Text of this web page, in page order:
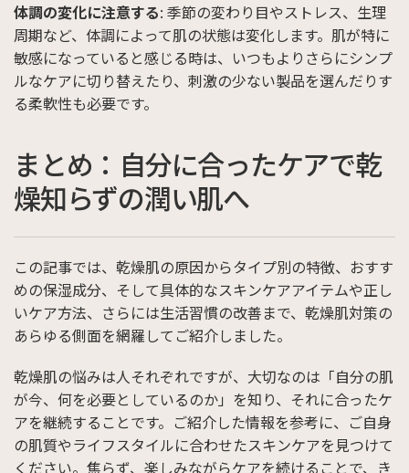
体調の変化に注意する: 季節の変わり目やストレス、生理
周期など、体調によって肌の状態は変化します。肌が特に
敏感になっていると感じる時は、いつもよりさらにシンプ
ルなケアに切り替えたり、刺激の少ない製品を選んだりす
る柔軟性も必要です。
まとめ：自分に合ったケアで乾
燥知らずの潤い肌へ
この記事では、乾燥肌の原因からタイプ別の特徴、おすす
めの保湿成分、そして具体的なスキンケアアイテムや正し
いケア方法、さらには生活習慣の改善まで、乾燥肌対策の
あらゆる側面を網羅してご紹介しました。
乾燥肌の悩みは人それぞれですが、大切なのは「自分の肌
が今、何を必要としているのか」を知り、それに合ったケ
アを継続することです。ご紹介した情報を参考に、ご自身
の肌質やライフスタイルに合わせたスキンケアを見つけて
ください。焦らず、楽しみながらケアを続けることで、き